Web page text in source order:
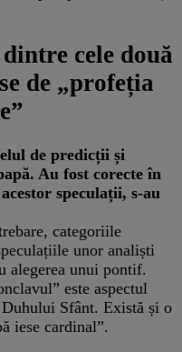
cele două
de „profeția
de predicții și
Au fost corecte în
speculații, s-au
categoriile
unor analiști
alegerea unui pontif.
este aspectul
Sfânt. Există și o
iese cardinal”.